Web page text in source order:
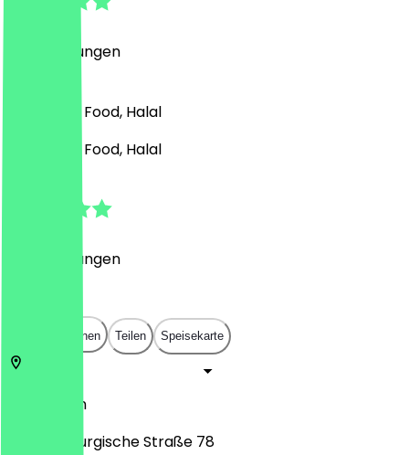
Bewertungen
Pizza, Fast Food, Halal
Pizza, Fast Food, Halal
Bewertungen
In App öffnen Teilen Speisekarte
Berlin
Brandenburgische Straße 78